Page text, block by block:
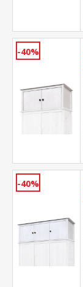
-40%
-40%